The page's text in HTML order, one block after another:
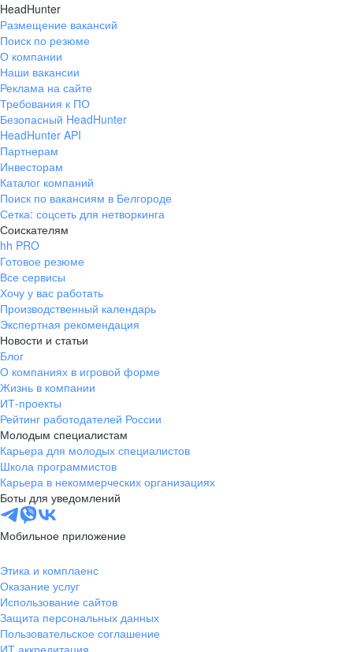
HeadHunter
Размещение вакансий
Поиск по резюме
О компании
Наши вакансии
Реклама на сайте
Требования к ПО
Безопасный HeadHunter
HeadHunter API
Партнерам
Инвесторам
Каталог компаний
Поиск по вакансиям в Белгороде
Сетка: соцсеть для нетворкинга
Соискателям
hh PRO
Готовое резюме
Все сервисы
Хочу у вас работать
Производственный календарь
Экспертная рекомендация
Новости и статьи
Блог
О компаниях в игровой форме
Жизнь в компании
ИТ-проекты
Рейтинг работодателей России
Молодым специалистам
Карьера для молодых специалистов
Школа программистов
Карьера в некоммерческих организациях
Боты для уведомлений
Мобильное приложение
Этика и комплаенс
Оказание услуг
Использование сайтов
Защита персональных данных
Пользовательское соглашение